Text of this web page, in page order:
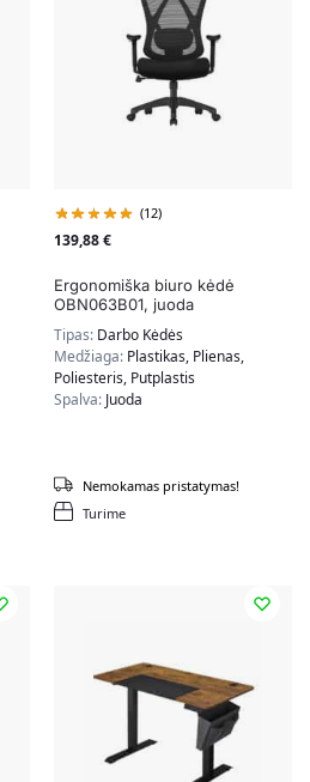
(12)
139,88€
Ergonomiška biuro kėdė
OBN063B01, juoda
Tipas: Darbo Kėdės
Medžiaga: Plastikas, Plienas,
Poliesteris, Putplastis
Spalva: Juoda
Turime
Nemokamas pristatymas!